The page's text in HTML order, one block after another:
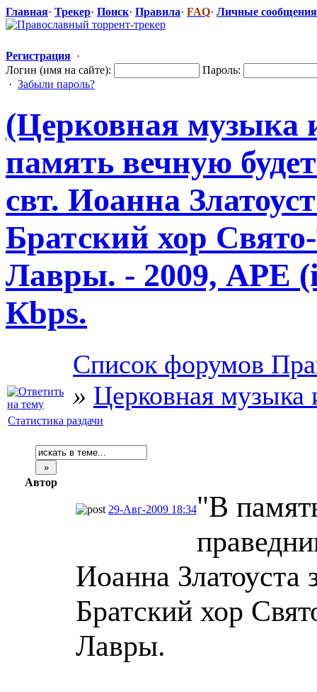
Главная· Трекер· Поиск· Правила· FAQ· Личные сообщения
Регистрация ·
Логин (имя на сайте):
Пароль:
· Забыли пароль?
(Церковная
память вечную
свт. Иоанна
Братский хор
Лавры. - 2009, APE
Кbps.
Список форумов
» Церковная
Статистика раздачи
Автор
29-Авг-2009 18:34"В
Иоанна Златоуста
Братский хор
Лавры.